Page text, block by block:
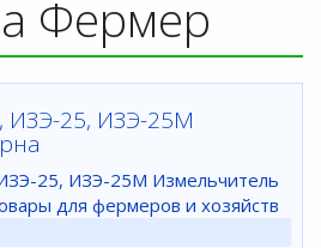
Фермер
ИЗЭ-25, ИЗЭ-25М